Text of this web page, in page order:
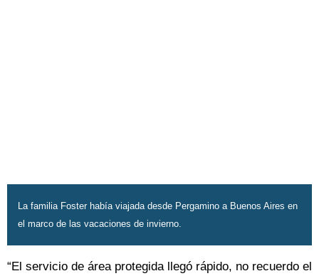
La familia Foster había viajada desde Pergamino a Buenos Aires en
el marco de las vacaciones de invierno.
“El servicio de área protegida llegó rápido, no recuerdo el